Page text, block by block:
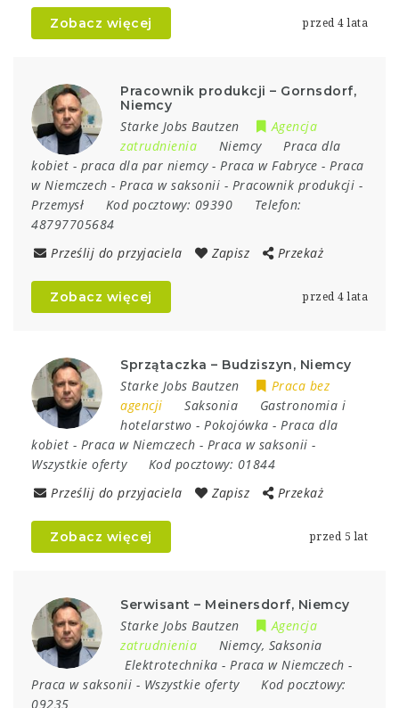
Zobacz więcej przed 4 lata
Pracownik produkcji – Gornsdorf,
Niemcy
Starke Jobs Bautzen
Agencja
zatrudnienia
Niemcy
Praca dla
kobiet - praca dla par niemcy- Praca w Fabryce - Praca
w Niemczech - Praca w saksonii - Pracownik produkcji -
Przemysł
Kod pocztowy: 09390
Telefon:
48797705684
Prześlij do przyjaciela
Zapisz Przekaż
Zobacz więcej przed 4 lata
Sprzątaczka – Budziszyn, Niemcy
Starke Jobs Bautzen
Praca bez
agencji
Saksonia
Gastronomia i
hotelarstwo - Pokojówka - Praca dla
kobiet - Praca w Niemczech - Praca w saksonii -
Wszystkie oferty
Kod pocztowy: 01844
Prześlij do przyjaciela
Zapisz Przekaż
Zobacz więcej przed 5 lat
Serwisant – Meinersdorf, Niemcy
Starke Jobs Bautzen
Agencja
zatrudnienia
Niemcy, Saksonia
Elektrotechnika - Praca w Niemczech -
Praca w saksonii - Wszystkie oferty
Kod pocztowy:
09235